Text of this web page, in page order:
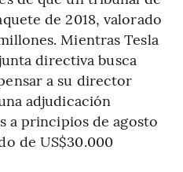
de 2018, valorado
Mientras Tesla
directiva busca
a su director
adjudicación
a principios de agosto
de US$30.000